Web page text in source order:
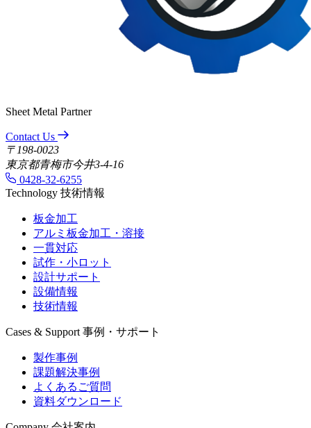
Sheet Metal Partner
Contact Us
〒198-0023
東京都青梅市今井3-4-16
0428-32-6255
Technology 技術情報
板金加工
アルミ板金加工・溶接
一貫対応
試作・小ロット
設計サポート
設備情報
技術情報
Cases & Support 事例・サポート
製作事例
課題解決事例
よくあるご質問
資料ダウンロード